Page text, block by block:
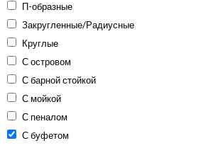
П-образные
Закругленные/Радиусные
Круглые
С островом
С барной стойкой
С мойкой
С пеналом
С буфетом